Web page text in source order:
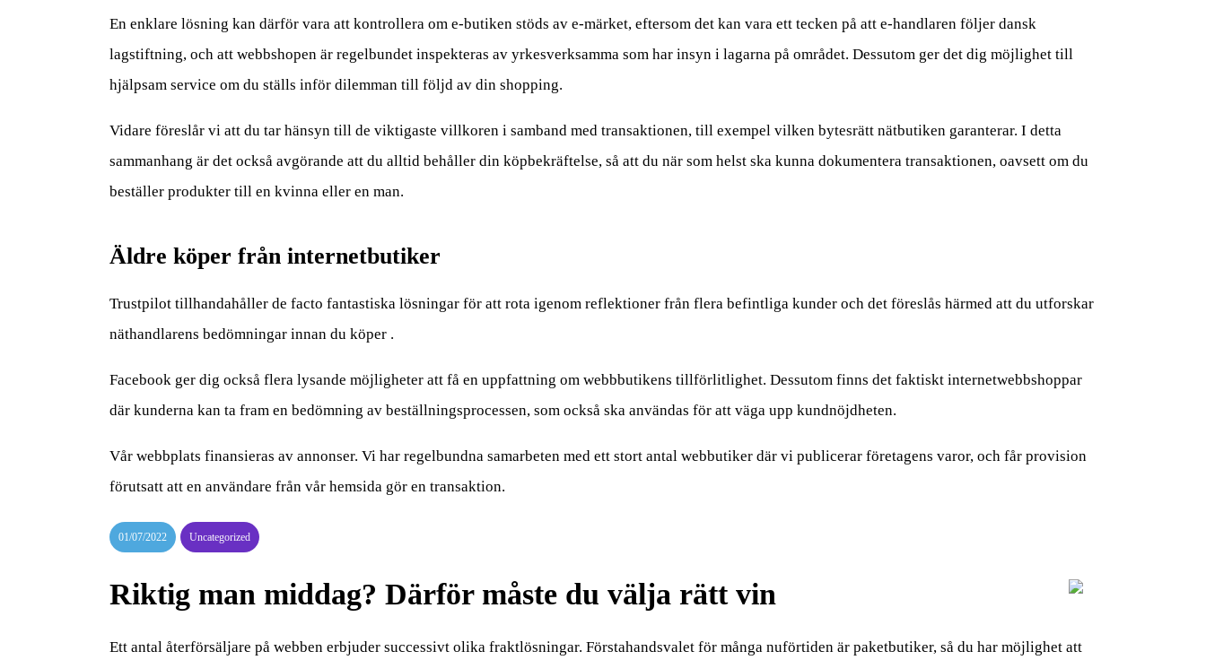
En enklare lösning kan därför vara att kontrollera om e-butiken stöds av e-märket, eftersom det kan vara ett tecken på att e-handlaren följer dansk
lagstiftning, och att webbshopen är regelbundet inspekteras av yrkesverksamma som har insyn i lagarna på området. Dessutom ger det dig möjlighet till
hjälpsam service om du ställs inför dilemman till följd av din shopping.
Vidare föreslår vi att du tar hänsyn till de viktigaste villkoren i samband med transaktionen, till exempel vilken bytesrätt nätbutiken garanterar. I detta
sammanhang är det också avgörande att du alltid behåller din köpbekräftelse, så att du när som helst ska kunna dokumentera transaktionen, oavsett om du
beställer produkter till en kvinna eller en man.
Äldre köper från internetbutiker
Trustpilot tillhandahåller de facto fantastiska lösningar för att rota igenom reflektioner från flera befintliga kunder och det föreslås härmed att du utforskar
näthandlarens bedömningar innan du köper .
Facebook ger dig också flera lysande möjligheter att få en uppfattning om webbbutikens tillförlitlighet. Dessutom finns det faktiskt internetwebbshoppar
där kunderna kan ta fram en bedömning av beställningsprocessen, som också ska användas för att väga upp kundnöjdheten.
Vår webbplats finansieras av annonser. Vi har regelbundna samarbeten med ett stort antal webbutiker där vi publicerar företagens varor, och får provision
förutsatt att en användare från vår hemsida gör en transaktion.
01/07/2022 Uncategorized
Riktig man middag? Därför måste du välja rätt vin
Ett antal återförsäljare på webben erbjuder successivt olika fraktlösningar. Förstahandsvalet för många nuförtiden är paketbutiker, så du har möjlighet att